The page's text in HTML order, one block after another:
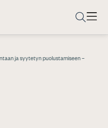
ja syytetyn puolustamiseen –